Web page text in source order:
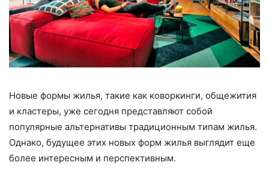
Новые формы жилья, такие как коворкинги, общежития
и кластеры, уже сегодня представляют собой
популярные альтернативы традиционным типам жилья.
Однако, будущее этих новых форм жилья выглядит еще
более интересным и перспективным.